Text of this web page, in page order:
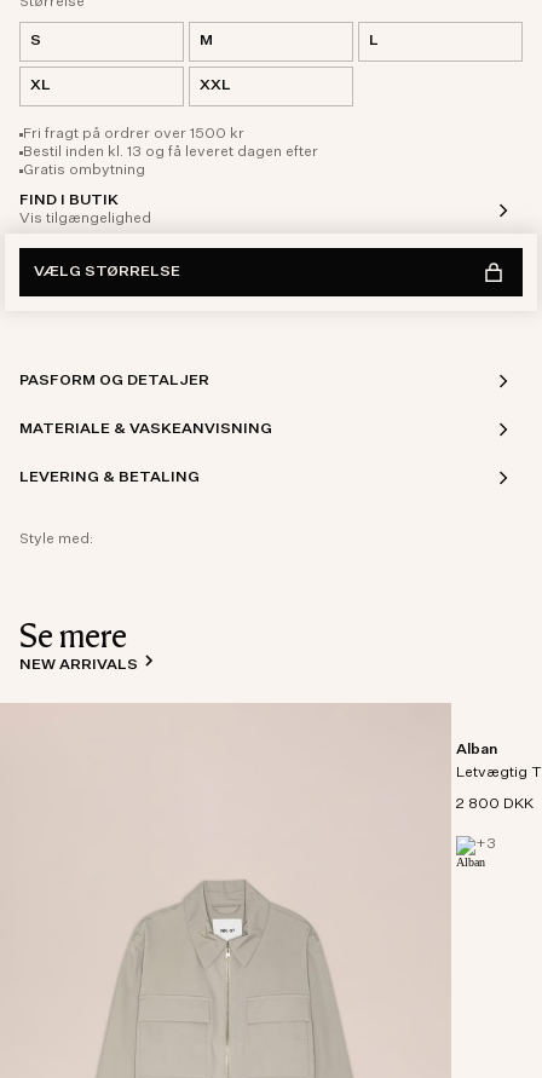
S M L
XL XXL
Fri fragt på ordrer over 1500 kr
Bestil inden kl. 13 og få leveret dagen efter
Gratis ombytning
FIND I BUTIK
Vis tilgængelighed
VÆLG STØRRELSE
PASFORM OG DETALJER
MATERIALE & VASKEANVISNING
LEVERING & BETALING
Style med:
Se mere
NEW ARRIVALS
Alban
Letvægtig
2 800 DKK
+3